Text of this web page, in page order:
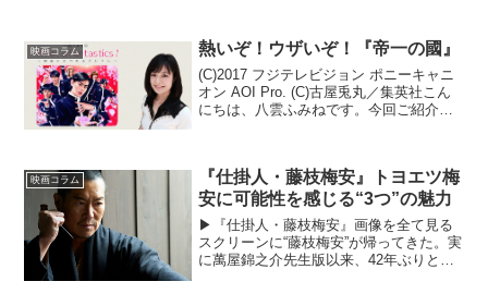
リオン劇場版』。その生みの親である総
監督の庵野秀明とエヴァン...
映画コラム 熱いぞ！ウザいぞ！『帝一の國』
(C)2017 フジテレビジョン ポニーキャニ
オン AOI Pro. (C)古屋兎丸／集英社こん
にちは、八雲ふみねです。今回ご紹介す
映画コラム
『仕掛人・藤枝梅安』トヨエツ梅
安に可能性を感じる“3つ”の魅力
▶︎『仕掛人・藤枝梅安』画像を全て見る
スクリーンに“藤枝梅安”が帰ってきた。実
に萬屋錦之介先生版以来、42年ぶりとな